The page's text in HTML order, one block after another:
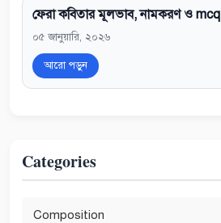
ফেরা কবিতার মূলভাব, নামকরণ ও mcq
০৫ জানুয়ারি, ২০২৬
আরো পড়ুন
Categories
Composition